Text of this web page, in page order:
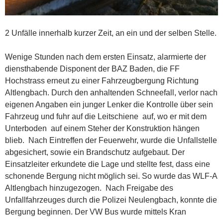
2 Unfälle innerhalb kurzer Zeit, an ein und der selben Stelle.
Wenige Stunden nach dem ersten Einsatz, alarmierte der
diensthabende Disponent der BAZ Baden, die FF
Hochstrass erneut zu einer Fahrzeugbergung Richtung
Altlengbach. Durch den anhaltenden Schneefall, verlor nach
eigenen Angaben ein junger Lenker die Kontrolle über sein
Fahrzeug und fuhr auf die Leitschiene auf, wo er mit dem
Unterboden auf einem Steher der Konstruktion hängen
blieb. Nach Eintreffen der Feuerwehr, wurde die Unfallstelle
abgesichert, sowie ein Brandschutz aufgebaut. Der
Einsatzleiter erkundete die Lage und stellte fest, dass eine
schonende Bergung nicht möglich sei. So wurde das WLF-A
Altlengbach hinzugezogen. Nach Freigabe des
Unfallfahrzeuges durch die Polizei Neulengbach, konnte die
Bergung beginnen. Der VW Bus wurde mittels Kran